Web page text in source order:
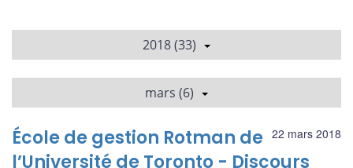
2018 (33)
mars (6)
22 mars 2018
École de gestion Rotman de
l’Université de Toronto - Discours